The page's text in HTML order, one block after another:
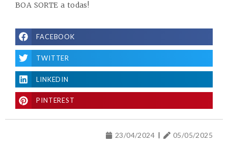
BOA SORTE a todas!
FACEBOOK
TWITTER
LINKEDIN
PINTEREST
23/04/2024 05/05/2025